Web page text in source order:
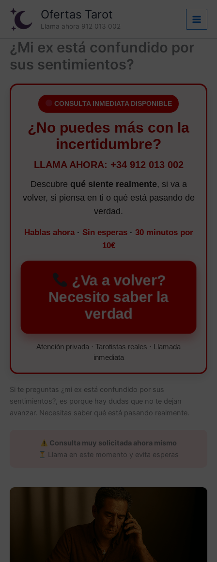
contenido
Ofertas Tarot
Llama ahora 912 013 002
¿Mi ex está confundido por
sus sentimientos?
CONSULTA INMEDIATA DISPONIBLE
¿No puedes más con la
incertidumbre?
LLAMA AHORA: +34 912 013 002
Descubre qué siente realmente, si va a
volver, si piensa en ti o qué está pasando de
verdad.
Hablas ahora· Sin esperas· 30 minutos por
10€
¿Va a volver?
Necesito saber la
verdad
Atención privada · Tarotistas reales · Llamada
inmediata
Si te preguntas ¿mi ex está confundido por sus
sentimientos?, es porque hay dudas que no te dejan
avanzar. Necesitas saber qué está pasando realmente.
Consulta muy solicitada ahora mismo
Llama en este momento y evita esperas